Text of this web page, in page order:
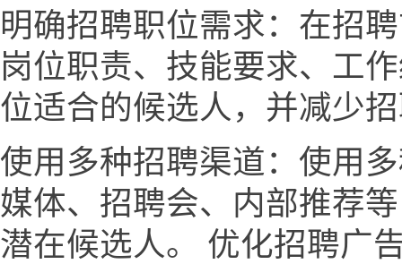
明确招聘职位需求：在招
岗位职责、技能要求、工
位适合的候选人，并减少
使用多种招聘渠道：使用
媒体、招聘会、内部推荐
潜在候选人。 优化招聘广